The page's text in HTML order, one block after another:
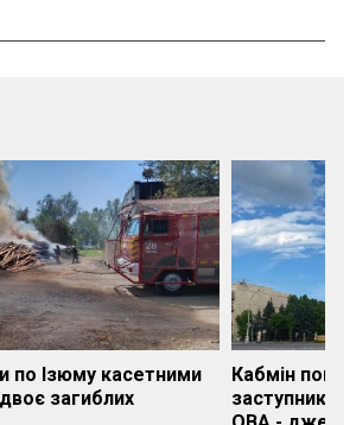
по Ізюму касетними
загиблих
Кабмін
заступника